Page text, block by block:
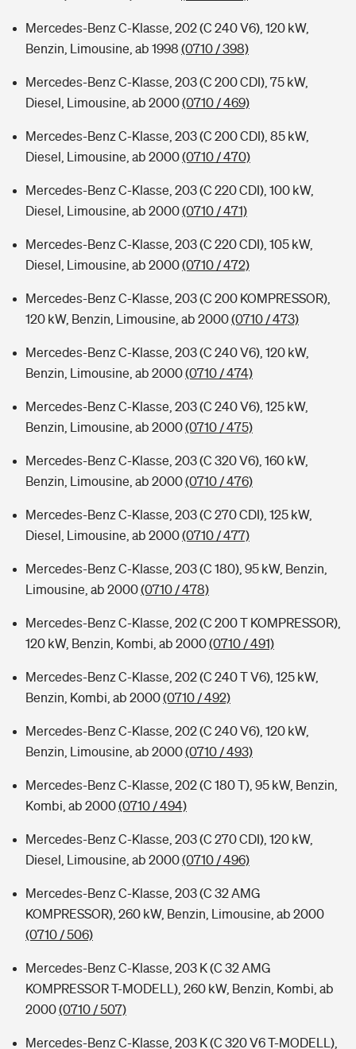
Mercedes-Benz C-Klasse, 202 (C 240 V6), 120 kW,
Benzin, Limousine, ab 1998 (0710 / 398)
Mercedes-Benz C-Klasse, 203 (C 200 CDI), 75 kW,
Diesel, Limousine, ab 2000(0710 / 469)
Mercedes-Benz C-Klasse, 203 (C 200 CDI), 85 kW,
Diesel, Limousine, ab 2000(0710 / 470)
Mercedes-Benz C-Klasse, 203 (C 220 CDI), 100 kW,
Diesel, Limousine, ab 2000(0710 / 471)
Mercedes-Benz C-Klasse, 203 (C 220 CDI), 105 kW,
Diesel, Limousine, ab 2000(0710 / 472)
Mercedes-Benz C-Klasse, 203 (C 200 KOMPRESSOR),
120 kW, Benzin, Limousine, ab 2000(0710 / 473)
Mercedes-Benz C-Klasse, 203 (C 240 V6), 120 kW,
Benzin, Limousine, ab 2000(0710 / 474)
Mercedes-Benz C-Klasse, 203 (C 240 V6), 125 kW,
Benzin, Limousine, ab 2000(0710 / 475)
Mercedes-Benz C-Klasse, 203 (C 320 V6), 160 kW,
Benzin, Limousine, ab 2000(0710 / 476)
Mercedes-Benz C-Klasse, 203 (C 270 CDI), 125 kW,
Diesel, Limousine, ab 2000(0710 / 477)
Mercedes-Benz C-Klasse, 203 (C 180), 95 kW, Benzin,
Limousine, ab 2000(0710 / 478)
Mercedes-Benz C-Klasse, 202 (C 200 T KOMPRESSOR),
120 kW, Benzin, Kombi, ab 2000(0710 / 491)
Mercedes-Benz C-Klasse, 202 (C 240 T V6), 125 kW,
Benzin, Kombi, ab 2000(0710 / 492)
Mercedes-Benz C-Klasse, 202 (C 240 V6), 120 kW,
Benzin, Limousine, ab 2000(0710 / 493)
Mercedes-Benz C-Klasse, 202 (C 180 T), 95 kW, Benzin,
Kombi, ab 2000(0710 / 494)
Mercedes-Benz C-Klasse, 203 (C 270 CDI), 120 kW,
Diesel, Limousine, ab 2000(0710 / 496)
Mercedes-Benz C-Klasse, 203 (C 32 AMG
KOMPRESSOR), 260 kW, Benzin, Limousine, ab 2000
(0710 / 506)
Mercedes-Benz C-Klasse, 203 K (C 32 AMG
KOMPRESSOR T-MODELL), 260 kW, Benzin, Kombi, ab
2000(0710 / 507)
Mercedes-Benz C-Klasse, 203 K (C 320 V6 T-MODELL),